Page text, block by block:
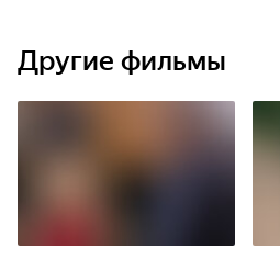
Другие фильмы